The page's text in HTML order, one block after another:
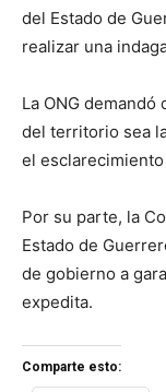
del Estado de
realizar una
La ONG
del territorio sea
el
Por su parte, la
Estado de
de gobierno a
expedita.
Comparte esto: